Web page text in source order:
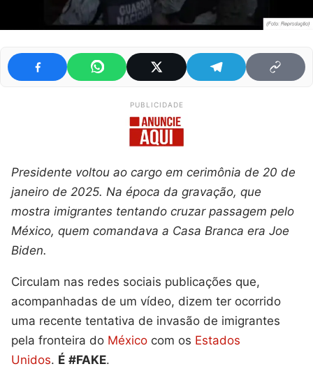
PUBLICIDADE
Presidente voltou ao cargo em cerimônia de 20 de
janeiro de 2025. Na época da gravação, que
mostra imigrantes tentando cruzar passagem pelo
México, quem comandava a Casa Branca era Joe
Biden.
Circulam nas redes sociais publicações que,
acompanhadas de um vídeo, dizem ter ocorrido
uma recente tentativa de invasão de imigrantes
pela fronteira do México com os Estados
Unidos. É #FAKE.